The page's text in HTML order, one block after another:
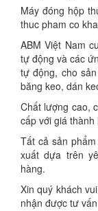
Máy đóng hộp
thuc pham co
ABM Việt Nam
tự động và các
tự động, cho
băng keo, dán
Chất lượng cao,
cấp với giá thành
Tất cả sản
xuất dựa trên
hàng.
Xin quý khách
nhận được tư